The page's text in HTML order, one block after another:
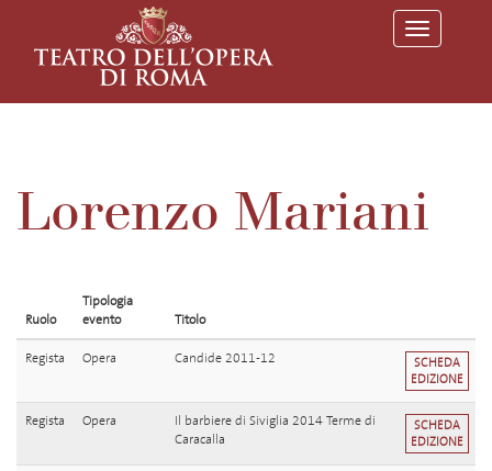
T
o
l
i
a
Lorenzo Mariani
Ruolo
Tipologia
evento
Titolo
Regista Opera Candide 2011-12
SCHEDA
EDIZIONE
Regista Opera
Il barbiere di Siviglia 2014 Terme di
Caracalla
SCHEDA
EDIZIONE